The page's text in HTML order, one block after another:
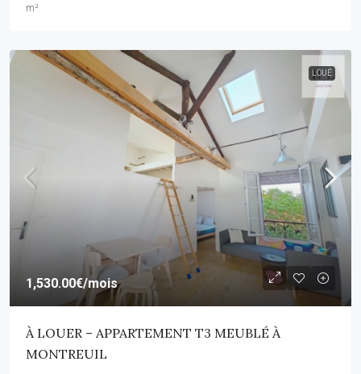
m²
LOUÉ
1,530.00€/mois
À LOUER – APPARTEMENT T3 MEUBLÉ À
MONTREUIL